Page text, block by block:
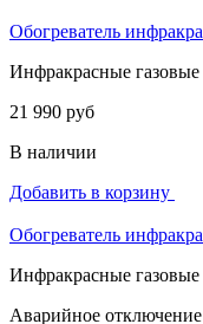
Обогреватель
Инфракрасные газовые
21 990 руб
В наличии
Добавить в корзину
Обогреватель
Инфракрасные газовые
Аварийное